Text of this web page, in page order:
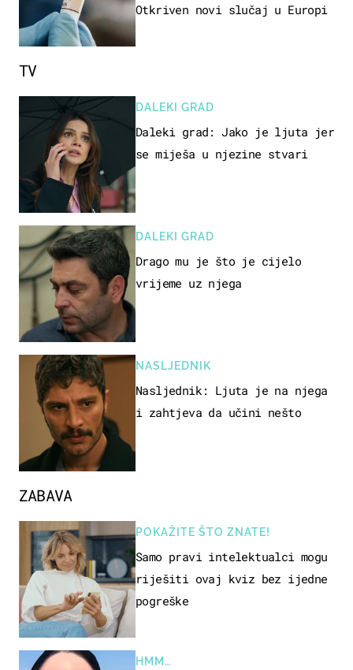
Otkriven novi slučaj u Europi
ZABAVA
POKAŽITE ŠTO ZNATE!
Samo pravi intelektualci mogu
riješiti ovaj kviz bez ijedne
pogreške
HMM…
TV
DALEKI GRAD
Daleki grad: Jako je ljuta jer
se miješa u njezine stvari
DALEKI GRAD
Drago mu je što je cijelo
vrijeme uz njega
NASLJEDNIK
Nasljednik: Ljuta je na njega
i zahtjeva da učini nešto